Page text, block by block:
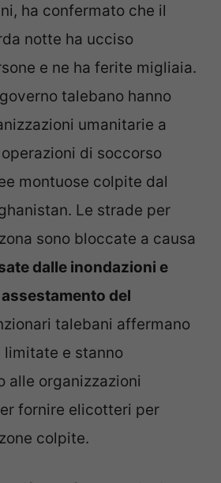
ha confermato che il
notte ha ucciso
e ne ha ferite migliaia.
talebano hanno
umanitarie a
di soccorso
montuose colpite dal
Le strade per
sono bloccate a causa
dalle inondazioni e
del
talebani affermano
limitate e stanno
alle organizzazioni
fornire elicotteri per
colpite.